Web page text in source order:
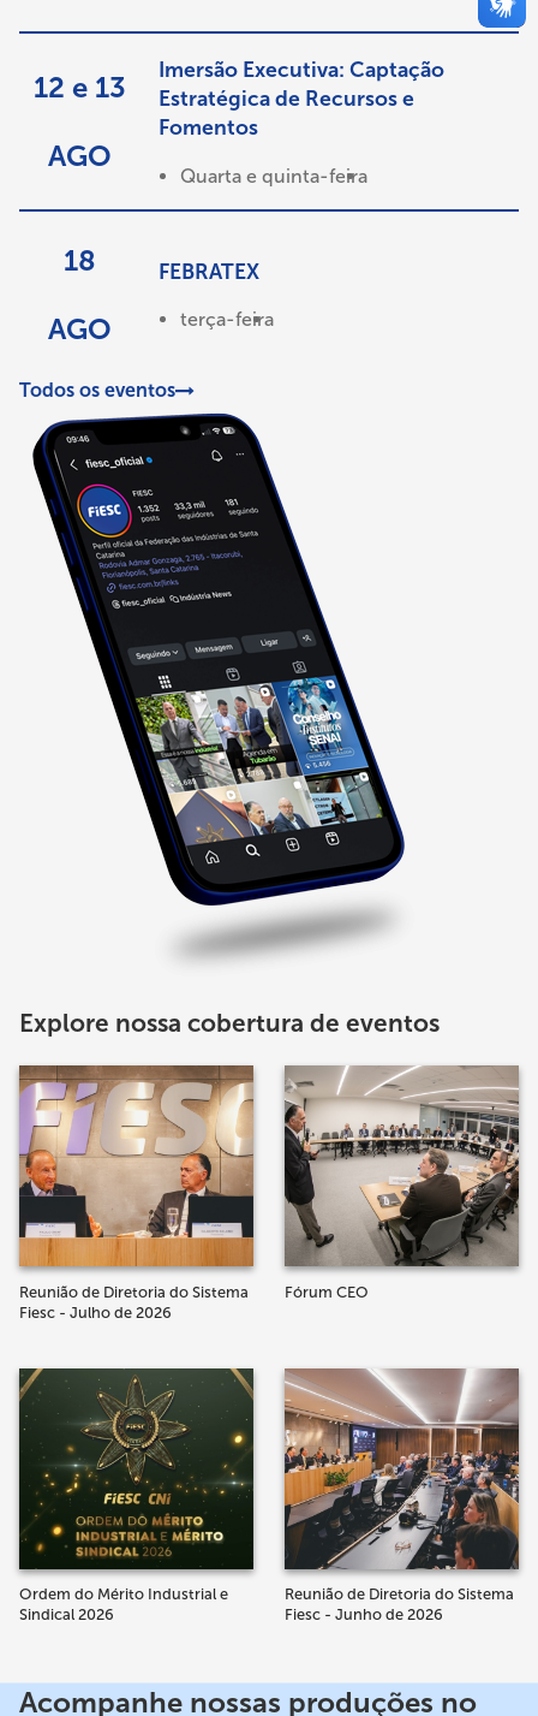
12 e 13
AGO
Imersão Executiva: Captação
Estratégica de Recursos e
Fomentos
Quarta e quinta-feira
18
AGO
FEBRATEX
terça-feira
Todos os eventos
Explore nossa cobertura de eventos
Reunião de Diretoria do Sistema
Fiesc - Julho de 2026
Fórum CEO
Ordem do Mérito Industrial e
Sindical 2026
Reunião de Diretoria do Sistema
Fiesc - Junho de 2026
Acompanhe nossas produções no